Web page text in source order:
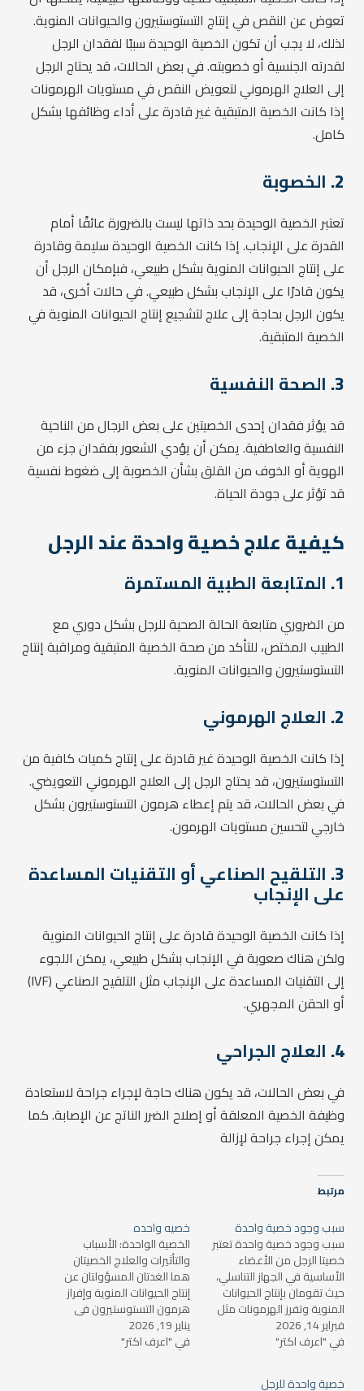
تعوض عن النقص في إنتاج التستوستيرون والحيوانات المنوية.
لذلك، لا يجب أن تكون الخصية الوحيدة سببًا لفقدان الرجل
لقدرته الجنسية أو خصوبته. في بعض الحالات، قد يحتاج الرجل
إلى العلاج الهرموني لتعويض النقص في مستويات الهرمونات
إذا كانت الخصية المتبقية غير قادرة على أداء وظائفها بشكل
كامل.
2. الخصوبة
تعتبر الخصية الوحيدة بحد ذاتها ليست بالضرورة عائقًا أمام
القدرة على الإنجاب. إذا كانت الخصية الوحيدة سليمة وقادرة
على إنتاج الحيوانات المنوية بشكل طبيعي، فبإمكان الرجل أن
يكون قادرًا على الإنجاب بشكل طبيعي. في حالات أخرى، قد
يكون الرجل بحاجة إلى علاج لتشجيع إنتاج الحيوانات المنوية في
الخصية المتبقية.
3. الصحة النفسية
قد يؤثر فقدان إحدى الخصيتين على بعض الرجال من الناحية
النفسية والعاطفية. يمكن أن يؤدي الشعور بفقدان جزء من
الهوية أو الخوف من القلق بشأن الخصوبة إلى ضغوط نفسية
قد تؤثر على جودة الحياة.
كيفية علاج خصية واحدة عند الرجل
1. المتابعة الطبية المستمرة
من الضروري متابعة الحالة الصحية للرجل بشكل دوري مع
الطبيب المختص، للتأكد من صحة الخصية المتبقية ومراقبة إنتاج
التستوستيرون والحيوانات المنوية.
2. العلاج الهرموني
إذا كانت الخصية الوحيدة غير قادرة على إنتاج كميات كافية من
التستوستيرون، قد يحتاج الرجل إلى العلاج الهرموني التعويضي.
في بعض الحالات، قد يتم إعطاء هرمون التستوستيرون بشكل
خارجي لتحسين مستويات الهرمون.
3. التلقيح الصناعي أو التقنيات المساعدة
على الإنجاب
إذا كانت الخصية الوحيدة قادرة على إنتاج الحيوانات المنوية
ولكن هناك صعوبة في الإنجاب بشكل طبيعي، يمكن اللجوء
إلى التقنيات المساعدة على الإنجاب مثل التلقيح الصناعي (IVF)
أو الحقن المجهري.
4. العلاج الجراحي
في بعض الحالات، قد يكون هناك حاجة لإجراء جراحة لاستعادة
وظيفة الخصية المعلقة أو إصلاح الضرر الناتج عن الإصابة. كما
يمكن إجراء جراحة لإزالة
مرتبط
سبب وجود خصية واحدة
سبب وجود خصية واحدة تعتبر
خصيتا الرجل من الأعضاء
الأساسية في الجهاز التناسلي،
حيث تقومان بإنتاج الحيوانات
المنوية وتفرز الهرمونات مثل
التستوستيرون. عادةً ما تكون
لدى الرجل خصيتان، واحدة على
فبراير 14, 2026
في "اعرف اكتر"
خصيه واحده
الخصية الواحدة: الأسباب
والتأثيرات والعلاج الخصيتان
هما الغدتان المسؤولتان عن
إنتاج الحيوانات المنوية وإفراز
هرمون التستوستيرون في
الجسم الذكري. لكن في بعض
الحالات، قد يجد الرجل نفسه
يناير 19, 2026
في "اعرف اكتر"
خصية واحدة للرجل